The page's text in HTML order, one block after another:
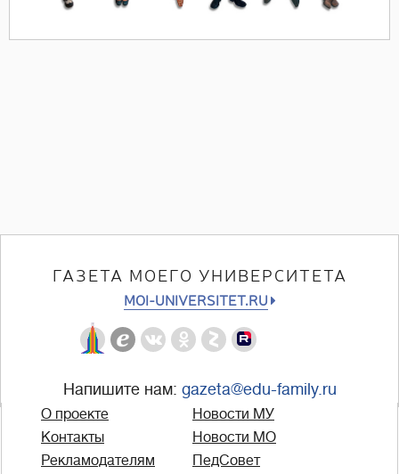
ГАЗЕТА МОЕГО УНИВЕРСИТЕТА
MOI-UNIVERSITET.RU
Напишите нам: gazeta@edu-family.ru
О проекте
Контакты
Рекламодателям
Новости МУ
Новости МО
ПедСовет